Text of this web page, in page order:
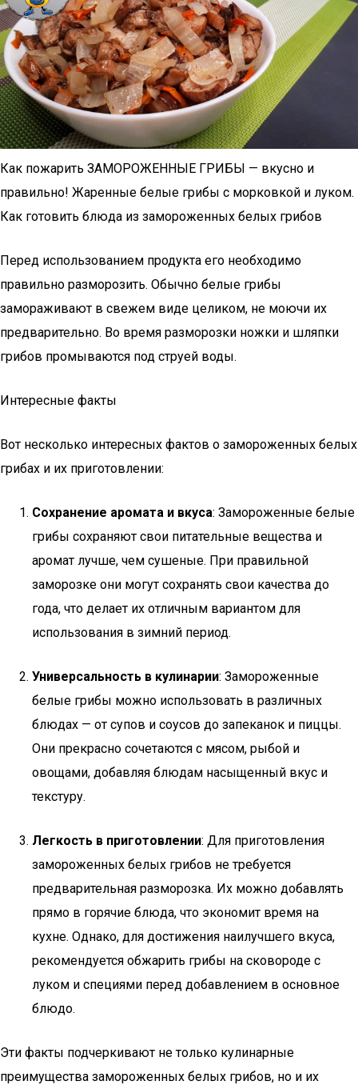
Как пожарить ЗАМОРОЖЕННЫЕ ГРИБЫ — вкусно и
правильно! Жаренные белые грибы с морковкой и луком.
Как готовить блюда из замороженных белых грибов
Перед использованием продукта его необходимо
правильно разморозить. Обычно белые грибы
замораживают в свежем виде целиком, не моючи их
предварительно. Во время разморозки ножки и шляпки
грибов промываются под струей воды.
Интересные факты
Вот несколько интересных фактов о замороженных белых
грибах и их приготовлении:
Сохранение аромата и вкуса: Замороженные белые
грибы сохраняют свои питательные вещества и
аромат лучше, чем сушеные. При правильной
заморозке они могут сохранять свои качества до
года, что делает их отличным вариантом для
использования в зимний период.
Универсальность в кулинарии: Замороженные
белые грибы можно использовать в различных
блюдах — от супов и соусов до запеканок и пиццы.
Они прекрасно сочетаются с мясом, рыбой и
овощами, добавляя блюдам насыщенный вкус и
текстуру.
Легкость в приготовлении: Для приготовления
замороженных белых грибов не требуется
предварительная разморозка. Их можно добавлять
прямо в горячие блюда, что экономит время на
кухне. Однако, для достижения наилучшего вкуса,
рекомендуется обжарить грибы на сковороде с
луком и специями перед добавлением в основное
блюдо.
Эти факты подчеркивают не только кулинарные
преимущества замороженных белых грибов, но и их